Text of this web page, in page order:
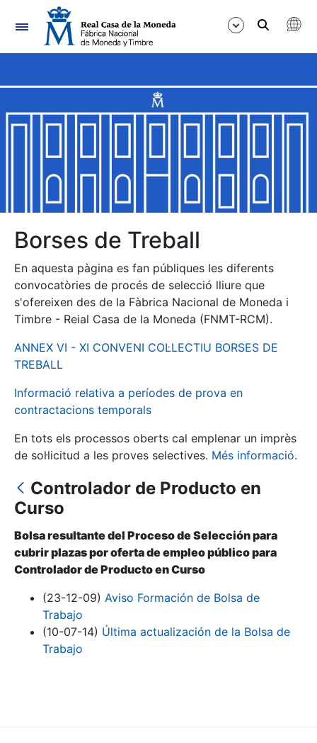
Navegació
Mostra/Amaga
Mostra/Amaga
Mostra/Amaga
Mostra/Amaga
Mostra/Amaga
Mostra/Amaga
Mostra/Amaga
Borses de Treball
En aquesta pàgina es fan públiques les diferents
convocatòries de procés de selecció lliure que
s'ofereixen des de la Fàbrica Nacional de Moneda i
Timbre - Reial Casa de la Moneda (FNMT-RCM).
ANNEX VI - XI CONVENI COL·LECTIU BORSES DE
TREBALL
Informació relativa a períodes de prova en
contractacions temporals
En tots els processos oberts cal emplenar un imprès
de sol·licitud a les proves selectives. Més informació.
Controlador de Producto en
Curso
Bolsa resultante del Proceso de Selección para
cubrir plazas por oferta de empleo público para
Controlador de Producto en Curso
(23-12-09) Aviso Formación de Bolsa de
Trabajo
(10-07-14) Última actualización de la Bolsa de
Trabajo